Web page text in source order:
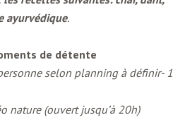
ayurvédique.
de détente
selon planning à définir- 1
nature (ouvert jusqu’à 20h)